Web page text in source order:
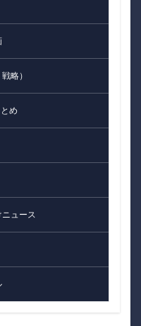
略）
め
ュース